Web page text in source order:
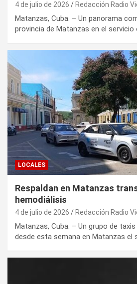
4 de julio de 2026 Redacción Radio
Matanzas, Cuba. – Un panorama
provincia de Matanzas en el
LOCALES
Respaldan en Matanzas
hemodiálisis
4 de julio de 2026 Redacción Radio
Matanzas, Cuba. – Un grupo de
desde esta semana en Matanzas el